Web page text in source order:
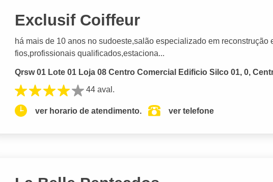
Exclusif Coiffeur
há mais de 10 anos no sudoeste,salão especializado em reconstrução
fios,profissionais qualificados,estaciona...
Qrsw 01 Lote 01 Loja 08 Centro Comercial Edificio Silco 01, 0,
44 aval.
ver horario de atendimento. ver telefone